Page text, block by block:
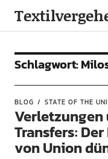
Schlagwort:
BLOG STATE OF THE
Verletzungen
Transfers:
von Union